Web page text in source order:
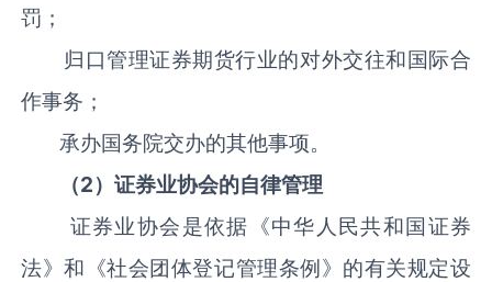
罚；
归口管理证券期货行业的对外交往和国际合
作事务；
承办国务院交办的其他事项。
（2）证券业协会的自律管理
证券业协会是依据《中华人民共和国证券
法》和《社会团体登记管理条例》的有关规定设